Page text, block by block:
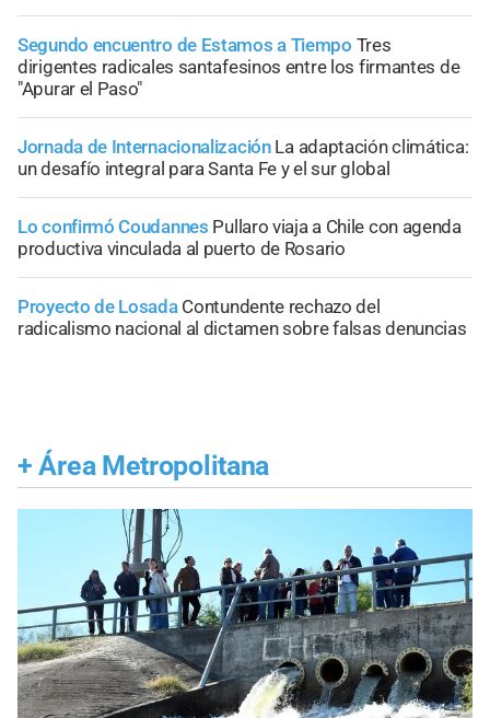
Segundo encuentro de Estamos a Tiempo Tres
dirigentes radicales santafesinos entre los firmantes de
"Apurar el Paso"
Jornada de Internacionalización La adaptación climática:
un desafío integral para Santa Fe y el sur global
Lo confirmó Coudannes Pullaro viaja a Chile con agenda
productiva vinculada al puerto de Rosario
Proyecto de Losada Contundente rechazo del
radicalismo nacional al dictamen sobre falsas denuncias
+ Área Metropolitana